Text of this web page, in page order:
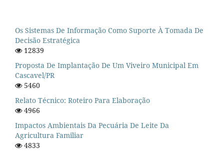
Os Sistemas De Informação Como Suporte À Tomada De
Decisão Estratégica
12839
Proposta De Implantação De Um Viveiro Municipal Em
Cascavel/PR
5460
Relato Técnico: Roteiro Para Elaboração
4966
Impactos Ambientais Da Pecuária De Leite Da
Agricultura Familiar
4833